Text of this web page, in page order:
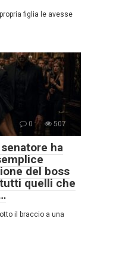
figlia le avesse
0 507
ha
del boss
quelli che
il braccio a una